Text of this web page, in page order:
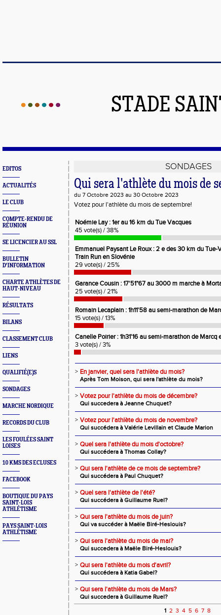
STADE
EDITOS
ACTUALITÉS
LE CLUB
COMPTE-RENDU DE
RÉUNION
SE LICENCIER AU SSL
BULLETIN
D'INFORMATION
CHARTE ATHLÈTES DE
HAUT-NIVEAU
RÉSULTATS
BILANS
CLASSEMENT CLUB
LIENS
QUALIFIÉ(E)S
SONDAGES
MARCHE NORDIQUE
RECORDS DU CLUB
LES FOULÉES SAINT
LOISES
10 KMS DES ECLUSES
FACEBOOK
BOUTIQUE DU PAYS
SAINT-LOIS
ATHLÉTISME
PAYS SAINT-LOIS
ATHLÉTISME
SONDAGES
Qui sera l'athlète du mois de
du 7 Octobre 2023 au 30 Octobre 2023
Votez pour l'athlète du mois de septembre!
Noémie Lay : 1er au 16 km du Tue Vacques
45 vote(s) / 38%
Emmanuel Paysant Le Roux : 2 e des 30 km du
Train Run en Slovénie
29 vote(s) / 25%
Garance Cousin : 17'51"67 au 3000 m marche à
25 vote(s) / 21%
Romain Lecaplain : 1h11'58 au semi-marathon de
15 vote(s) / 13%
Canelle Poirier : 1h31'16 au semi-marathon de Marcq
3 vote(s) / 3%
> En janvier, quel sera l'athlète du mois?
Après Tom Moison, qui sera l'athlète du mois?
> Votez pour l'athlète du mois de décembre?
Qui succedera à Jeanne Chuquet?
> Votez pour l'athlète du mois de novembre?
Qui succédera à Valérie Levillain et Claude Marion
> Quel sera l'athlète du mois d'octobre?
Qui succédera à Thomas Collay?
> Qui sera l'athlète de ce mois de septembre?
Qui succédera à Paul Chuquet?
> Quel sera l'athlète de l'été?
Qui succédera à Guillaume Ruel?
> Qui sera l'athlète du mois de juin?
Qui va succéder à Maële Biré-Heslouis?
> Qui sera l'athlète du mois de mai?
Qui succedera à Maële Biré-Heslouis?
> Qui sera l'athlète du mois d'avril?
Qui succédera à Katia Gabel?
> Qui sera l'athlète du mois de Mars?
Qui succedera à Guillaume Ruel?
1 2 3 4 5 6 7 8